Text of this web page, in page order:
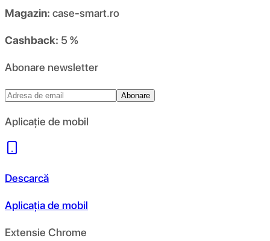
Magazin: case-smart.ro
Cashback: 5 %
Abonare newsletter
Abonare
Aplicație de mobil
Descarcă
Aplicația de mobil
Extensie Chrome